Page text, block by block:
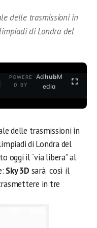
delle trasmissioni in
di Londra del
POWERE
D BY
AdhubM
edia
delle trasmissioni in
di Londra del
oggi il “via libera” al
Sky 3D sarà così il
in tre